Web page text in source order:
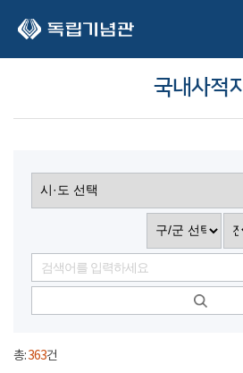
국내사적지
총:363건